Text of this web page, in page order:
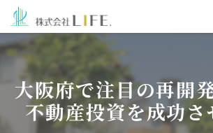
大阪府で注目の再開
不動産投資を成功さ